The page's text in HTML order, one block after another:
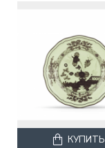
КУПИТЬ